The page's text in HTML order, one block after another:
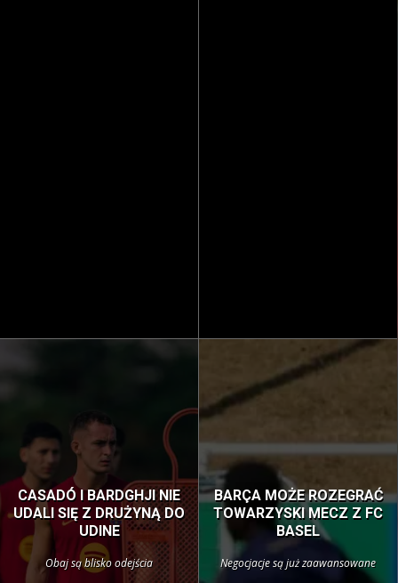
CASADÓ I BARDGHJI NIE
UDALI SIĘ Z DRUŻYNĄ DO
UDINE
Obaj są blisko odejścia
BARÇA MOŻE ROZEGRAĆ
TOWARZYSKI MECZ Z FC
BASEL
Negocjacje są już zaawansowane